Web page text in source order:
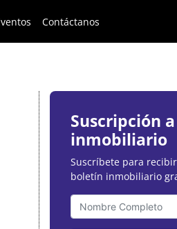
Contáctanos
Suscripción
inmobiliario
Suscríbete para
boletín inmobiliario